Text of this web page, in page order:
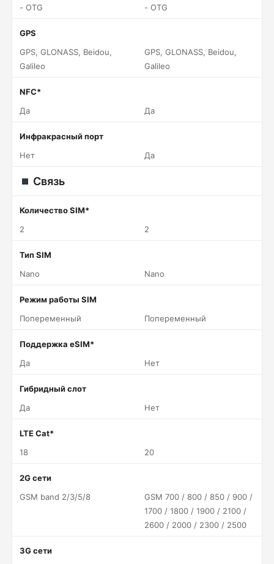
- OTG
- OTG
GPS
GPS, GLONASS, Beidou,
Galileo
GPS, GLONASS, Beidou,
Galileo
NFC*
Да
Да
Инфракрасный порт
Нет
Да
Связь
Количество SIM*
2
2
Тип SIM
Nano
Nano
Режим работы SIM
Попеременный
Попеременный
Поддержка eSIM*
Да
Нет
Гибридный слот
Да
Нет
LTE Cat*
18
20
2G сети
GSM band 2/3/5/8
GSM 700 / 800 / 850 / 900 /
1700 / 1800 / 1900 / 2100 /
2600 / 2000 / 2300 / 2500
3G сети